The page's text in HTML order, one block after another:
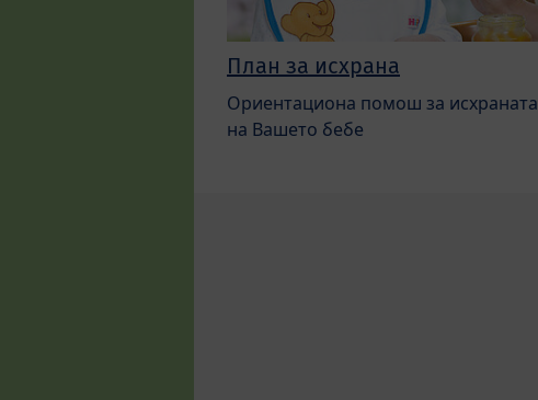
План за исхрана
Ориентациона помош за исхраната
на Вашето бебе